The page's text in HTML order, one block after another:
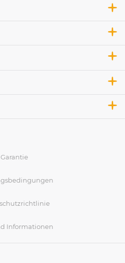
Garantie
Informationen